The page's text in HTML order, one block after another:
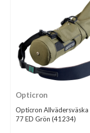
Opticron
Opticron
77 ED Grön (41234)